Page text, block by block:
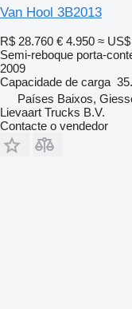
Van Hool 3B2013
R$ 28.760 € 4.950 ≈
Semi-reboque porta-
2009
Capacidade de carga
Países Baixos,
Lievaart Trucks B.V.
Contacte o vendedor